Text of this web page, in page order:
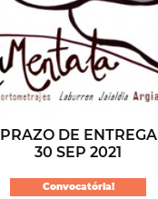
PRAZO DE ENTREGA
30 SEP 2021
Convocatória!